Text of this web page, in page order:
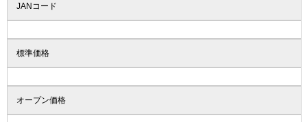
JANコード
標準価格
オープン価格